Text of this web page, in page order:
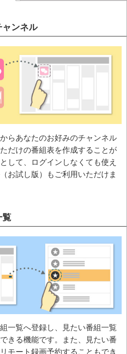
ンネル
らあなたのお好みのチャンネル
だけの番組表を作成することが
して、ログインしなくても使え
お試し版）もご利用いただけま
覧
一覧へ登録し、見たい番組一覧
きる機能です。また、見たい番
モート録画予約することもでき